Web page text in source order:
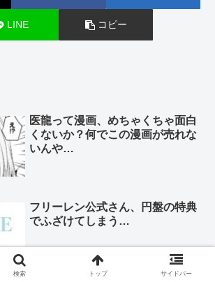
LINE コピー
医龍って漫画、めちゃくちゃ面白
くないか？何でこの漫画が売れな
いんや…
フリーレン公式さん、円盤の特典
でふざけてしまう…
検索 トップ サイドバー